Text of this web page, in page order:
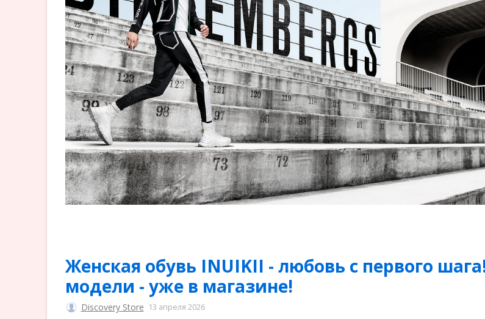
Женская обувь INUIKII - любовь с первого
модели - уже в магазине!
Discovery Store 13 апреля 2026